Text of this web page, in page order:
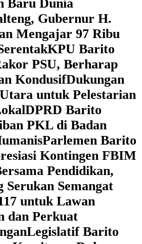
Baru Dunia
Gubernur H.
Mengajar 97 Ribu
KPU Barito
PSU, Berharap
KondusifDukungan
untuk Pelestarian
DPRD Barito
PKL di Badan
Parlemen Barito
Kontingen FBIM
Pendidikan,
Semangat
untuk Lawan
dan Perkuat
Legislatif Barito